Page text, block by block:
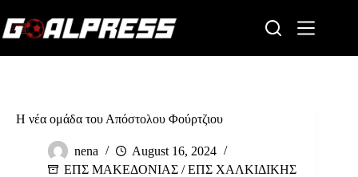
to
content
Η νέα ομάδα του Απόστολου Φούρτζιου
nena
August 16, 2024
ΕΠΣ ΜΑΚΕΔΟΝΙΑΣ /ΕΠΣ ΧΑΛΚΙΔΙΚΗΣ